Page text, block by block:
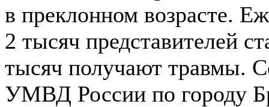
в преклонном возрасте.
2 тысяч представителей
тысяч получают травмы.
УМВД России по городу